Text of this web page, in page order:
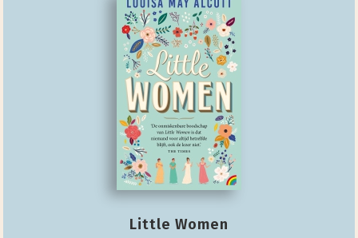
Little Women